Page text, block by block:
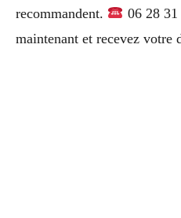
recommandent.
06 28 31
maintenant et recevez votre